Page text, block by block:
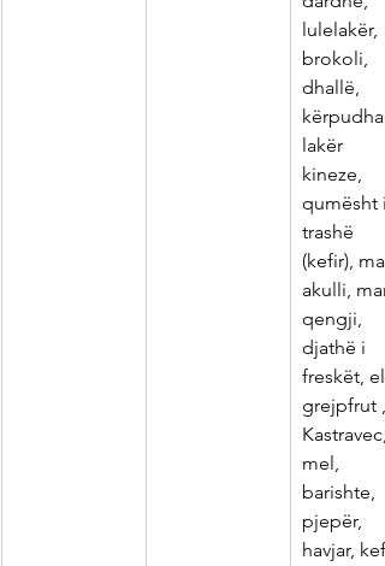
lulelakër,
brokoli,
dhallë,
kërpudha,
lakër
kineze,
qumësht i
trashë
(kefir),
akulli,
qengji,
djathë i
freskët,
grejpfrut ,
Kastravec,
mel,
barishte,
pjepër,
havjar, kefir